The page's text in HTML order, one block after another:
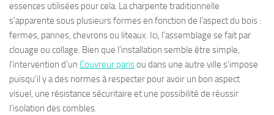
essences utilisées pour cela. La charpente traditionnelle
s’apparente sous plusieurs formes en fonction de l’aspect du bois :
fermes, pannes, chevrons ou liteaux. Ici, l’assemblage se fait par
clouage ou collage. Bien que l’installation semble être simple,
l’intervention d’un Couvreur parisou dans une autre ville s’impose
puisqu’il y a des normes à respecter pour avoir un bon aspect
visuel, une résistance sécuritaire et une possibilité de réussir
l’isolation des combles.